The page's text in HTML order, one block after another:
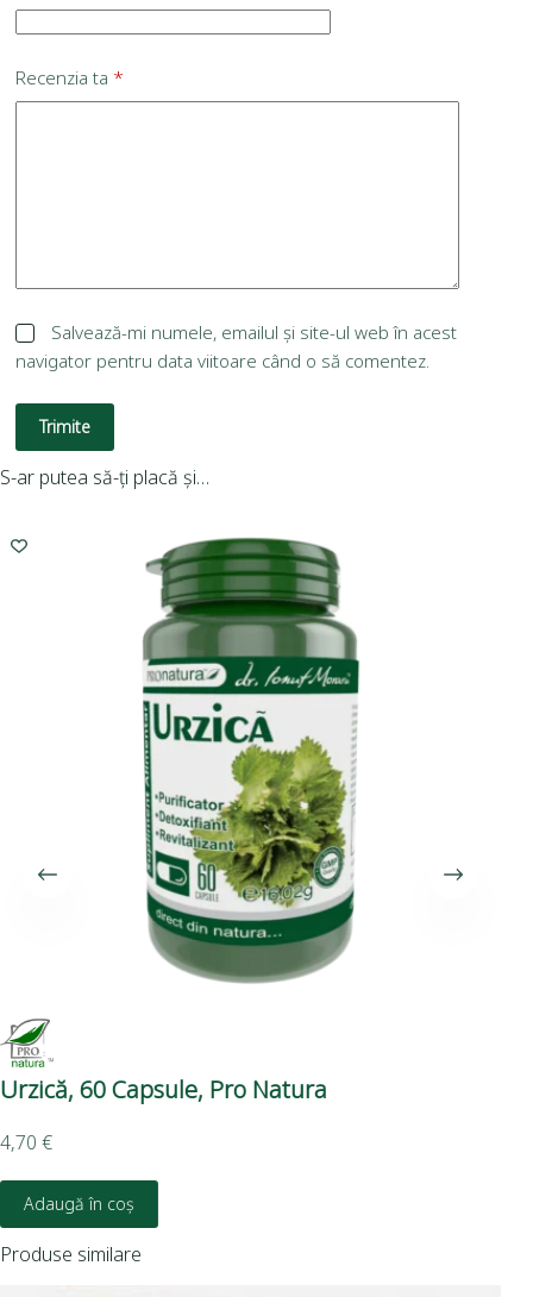
Recenzia ta *
Salvează-mi numele, emailul și site-ul web în acest
navigator pentru data viitoare când o să comentez.
Trimite
S-ar putea să-ți placă și…
Urzică, 60 Capsule, Pro Natura
4,70 €
Adaugă în coș
Produse similare